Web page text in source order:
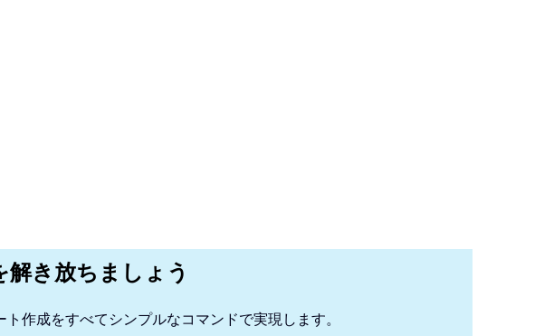
解き放ちましょう
作成をすべてシンプルなコマンドで実現します。